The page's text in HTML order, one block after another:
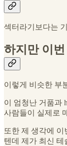
섹터라기보다는
하지만 이
이렇게 비슷한 부
이 엄청난 거품과
사람들이 실제로
또한 제 생각에
텐데 제가 최신